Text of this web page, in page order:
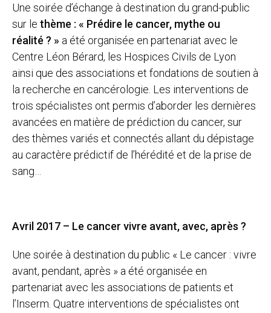
Une soirée d’échange à destination du grand-public
sur le thème : « Prédire le cancer, mythe ou
réalité ? » a été organisée en partenariat avec le
Centre Léon Bérard, les Hospices Civils de Lyon
ainsi que des associations et fondations de soutien à
la recherche en cancérologie. Les interventions de
trois spécialistes ont permis d’aborder les dernières
avancées en matière de prédiction du cancer, sur
des thèmes variés et connectés allant du dépistage
au caractère prédictif de l’hérédité et de la prise de
sang…
Avril 2017 – Le cancer vivre avant, avec, après ?
Une soirée à destination du public « Le cancer : vivre
avant, pendant, après » a été organisée en
partenariat avec les associations de patients et
l’Inserm. Quatre interventions de spécialistes ont